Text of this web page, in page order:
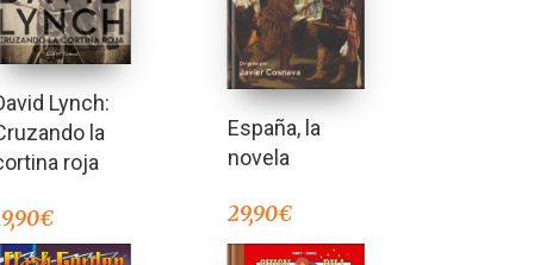
Lynch:
la
roja
€
España, la
novela
29,90€